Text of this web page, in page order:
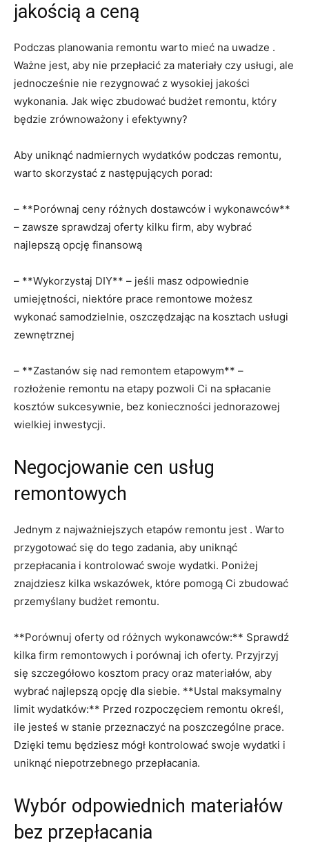
jakością a ceną
Podczas planowania remontu ​warto mieć ‍na uwadze ⁤.⁣
Ważne jest, aby nie przepłacić za materiały⁤ czy usługi, ale
jednocześnie nie⁢ rezygnować z wysokiej jakości
wykonania. Jak‍ więc zbudować budżet remontu, który
będzie zrównoważony i⁣ efektywny?
Aby⁣ uniknąć ⁣nadmiernych‍ wydatków⁤ podczas remontu,
warto skorzystać ​z następujących⁢ porad:
– **Porównaj ceny różnych dostawców‌ i wykonawców**
– ⁣zawsze sprawdzaj⁢ oferty kilku firm, ‌aby wybrać
najlepszą opcję ‍finansową ‌
– ⁢**Wykorzystaj DIY** – jeśli⁤ masz odpowiednie
umiejętności, niektóre ⁣prace remontowe możesz
wykonać samodzielnie, oszczędzając na kosztach ⁣usługi
zewnętrznej
– **Zastanów się nad remontem ⁤etapowym** –
rozłożenie​ remontu‌ na etapy pozwoli​ Ci ⁢na spłacanie
kosztów⁣ sukcesywnie, bez konieczności ⁣jednorazowej
wielkiej inwestycji.
Negocjowanie cen usług
remontowych
Jednym z najważniejszych​ etapów remontu jest . ⁢Warto
przygotować się do tego zadania, aby uniknąć
⁤przepłacania ​i kontrolować swoje wydatki. Poniżej​
znajdziesz kilka wskazówek, które pomogą Ci zbudować
przemyślany budżet ‌remontu.
**Porównuj oferty od⁣ różnych wykonawców:** ⁣Sprawdź
kilka firm remontowych​ i porównaj ich oferty. Przyjrzyj
się szczegółowo kosztom pracy oraz materiałów, aby
wybrać najlepszą opcję dla siebie. **Ustal maksymalny
limit wydatków:** Przed rozpoczęciem ‍remontu określ,⁢
ile ‌jesteś w ‍stanie przeznaczyć⁤ na‍ poszczególne prace.
Dzięki⁤ temu będziesz mógł kontrolować swoje wydatki i⁤
uniknąć niepotrzebnego⁣ przepłacania.
Wybór odpowiednich materiałów
bez przepłacania